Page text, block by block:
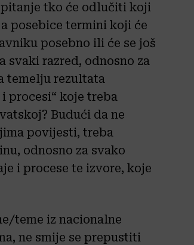
pitanje tko će odlučiti koji
posebice termini koji će
posebno ili će se još
razred, odnosno za
temelju rezultata
procesi“ koje treba
Budući da ne
povijesti, treba
odnosno za svako
i procese te izvore, koje
teme iz nacionalne
ne smije se prepustiti